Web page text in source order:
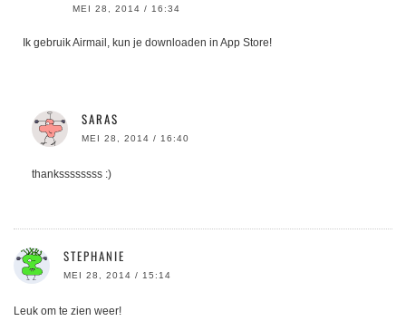
MEI 28, 2014 / 16:34
Ik gebruik Airmail, kun je downloaden in App Store!
SARAS
MEI 28, 2014 / 16:40
thankssssssss :)
STEPHANIE
MEI 28, 2014 / 15:14
Leuk om te zien weer!